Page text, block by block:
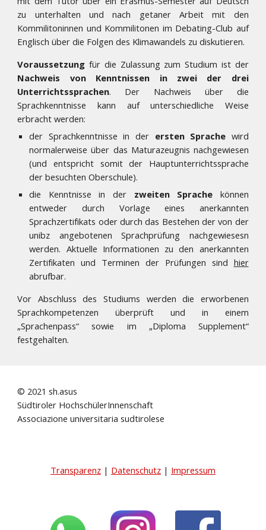
zu unterhalten und nach getaner Arbeit mit den
Kommilitoninnen und Kommilitonen im Debating-Club auf
Englisch über die Folgen des Klimawandels zu diskutieren.
Voraussetzung für die Zulassung zum Studium ist der
Nachweis von Kenntnissen in zwei der drei
Unterrichtssprachen. Der Nachweis über die
Sprachkenntnisse kann auf unterschiedliche Weise
erbracht werden:
der Sprachkenntnisse in der ersten Sprache wird
normalerweise über das Maturazeugnis nachgewiesen
(und entspricht somit der Hauptunterrichtssprache
der besuchten Oberschule).
die Kenntnisse in der zweiten Sprache können
entweder durch Vorlage eines anerkannten
Sprachzertifikats oder durch das Bestehen der von der
unibz angebotenen Sprachprüfung nachgewiesesn
werden. Aktuelle Informationen zu den anerkannten
Zertifikaten und Terminen der Prüfungen sind hier
abrufbar.
Vor Abschluss des Studiums werden die erworbenen
Sprachkompetenzen überprüft und in einem
„Sprachenpass“ sowie im „Diploma Supplement“
festgehalten.
© 2021 sh.asus
Südtiroler HochschülerInnenschaft
Associazione universitaria sudtirolese
Transparenz | Datenschutz | Impressum